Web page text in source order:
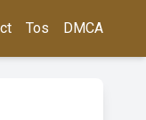
Tos DMCA